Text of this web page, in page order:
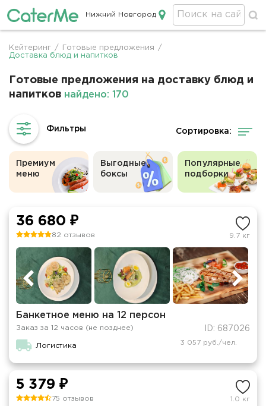
Кейтеринг в Нижнем Новгороде
Нижний Новгород
Строка
Кейтеринг / Готовые предложения
/
Доставка блюд и напитков
Готовые предложения на доставку блюд и
напитков найдено: 170
Сортировка:
Премиум
меню
Выгодные
боксы
Популярные
подборки
36 680 ₽
82 отзывов 9.7 кг
Банкетное меню на 12 персон
Заказ за 12 часов (не позднее) ID: 687026
Логистика 3 057 руб./чел.
5 379 ₽
75 отзывов 1.0 кг